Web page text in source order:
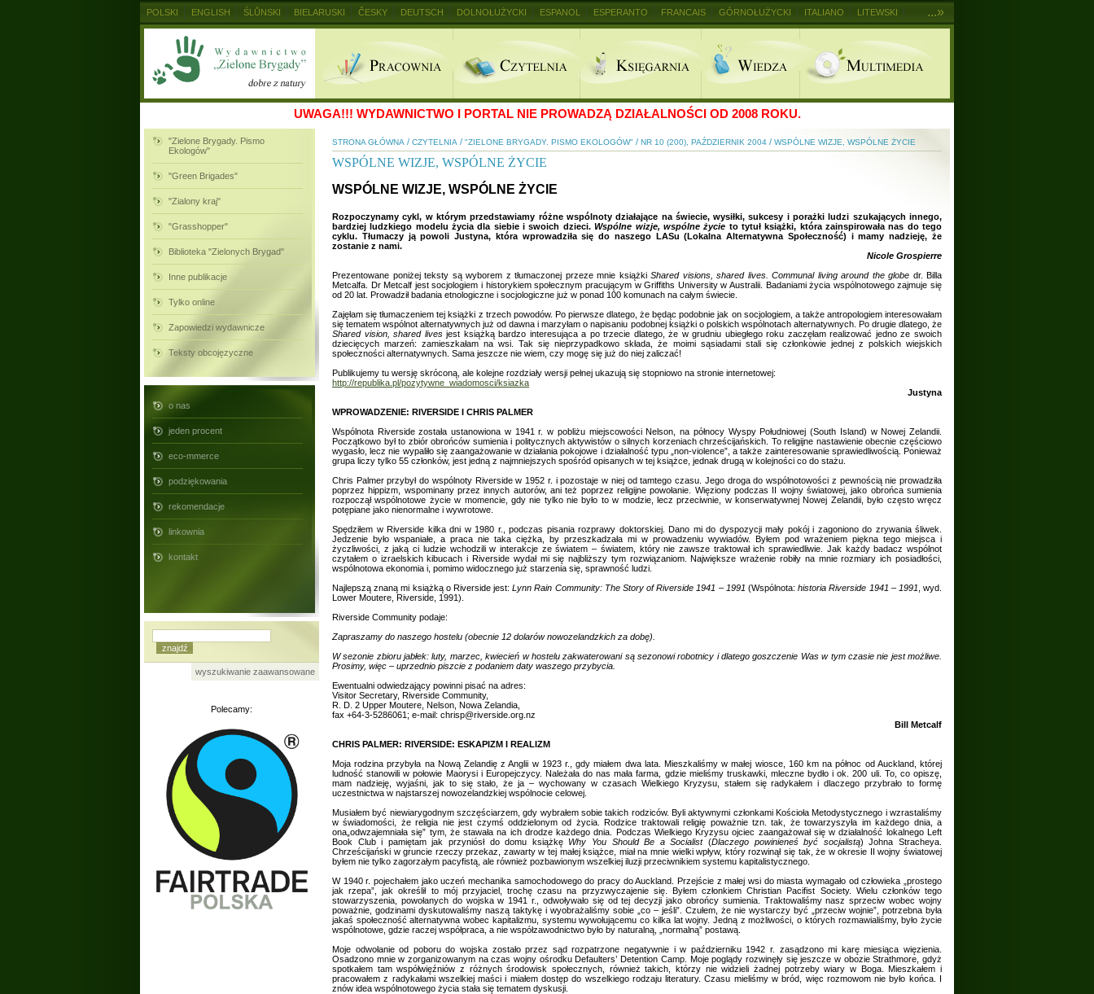
UWAGA!!! WYDAWNICTWO I PORTAL NIE PROWADZĄ DZIAŁALNOŚCI OD 2008 ROKU.
"Zielone Brygady. Pismo
Ekologów"
"Green Brigades"
"Zialony kraj"
"Grasshopper"
Biblioteka "Zielonych Brygad"
Inne publikacje
Tylko online
Zapowiedzi wydawnicze
Teksty obcojęzyczne
o nas
jeden procent
eco-mmerce
podziękowania
rekomendacje
linkownia
kontakt
wyszukiwanie zaawansowane
Polecamy:
STRONA GŁÓWNA / CZYTELNIA / "ZIELONE BRYGADY. PISMO EKOLOGÓW" / NR 10 (200), PAŹDZIERNIK 2004 / WSPÓLNE WIZJE, WSPÓLNE ŻYCIE
WSPÓLNE WIZJE, WSPÓLNE ŻYCIE
WSPÓLNE WIZJE, WSPÓLNE ŻYCIE
Rozpoczynamy cykl, w którym przedstawiamy różne wspólnoty działające na świecie, wysiłki, sukcesy i porażki ludzi szukających innego,
bardziej ludzkiego modelu życia dla siebie i swoich dzieci.Wspólne wizje, wspólne życie to tytuł książki, która zainspirowała nas do tego
cyklu. Tłumaczy ją powoli Justyna, która wprowadziła się do naszego LASu (Lokalna Alternatywna Społeczność) i mamy nadzieję, że
zostanie z nami.
Nicole Grospierre
Prezentowane poniżej teksty są wyborem z tłumaczonej przeze mnie książki Shared visions, shared lives. Communal living around the globe dr. Billa
Metcalfa. Dr Metcalf jest socjologiem i historykiem społecznym pracującym w Griffiths University w Australii. Badaniami życia wspólnotowego zajmuje się
od 20 lat. Prowadził badania etnologiczne i socjologiczne już w ponad 100 komunach na całym świecie.
Zajęłam się tłumaczeniem tej książki z trzech powodów. Po pierwsze dlatego, że będąc podobnie jak on socjologiem, a także antropologiem interesowałam
się tematem wspólnot alternatywnych już od dawna i marzyłam o napisaniu podobnej książki o polskich wspólnotach alternatywnych. Po drugie dlatego, że
Shared vision, shared livesjest książką bardzo interesująca a po trzecie dlatego, że w grudniu ubiegłego roku zaczęłam realizować jedno ze swoich
dziecięcych marzeń: zamieszkałam na wsi. Tak się nieprzypadkowo składa, że moimi sąsiadami stali się członkowie jednej z polskich wiejskich
społeczności alternatywnych. Sama jeszcze nie wiem, czy mogę się już do niej zaliczać!
Publikujemy tu wersję skróconą, ale kolejne rozdziały wersji pełnej ukazują się stopniowo na stronie internetowej:
http://republika.pl/pozytywne_wiadomosci/ksiazka
Justyna
WPROWADZENIE: RIVERSIDE I CHRIS PALMER
Wspólnota Riverside została ustanowiona w 1941 r. w pobliżu miejscowości Nelson, na północy Wyspy Południowej (South Island) w Nowej Zelandii.
Początkowo był to zbiór obrońców sumienia i politycznych aktywistów o silnych korzeniach chrześcijańskich. To religijne nastawienie obecnie częściowo
wygasło, lecz nie wypaliło się zaangażowanie w działania pokojowe i działalność typu „non-violence”, a także zainteresowanie sprawiedliwością. Ponieważ
grupa liczy tylko 55 członków, jest jedną z najmniejszych spośród opisanych w tej książce, jednak drugą w kolejności co do stażu.
Chris Palmer przybył do wspólnoty Riverside w 1952 r. i pozostaje w niej od tamtego czasu. Jego droga do wspólnotowości z pewnością nie prowadziła
poprzez hippizm, wspominany przez innych autorów, ani też poprzez religijne powołanie. Więziony podczas II wojny światowej, jako obrońca sumienia
rozpoczął wspólnotowe życie w momencie, gdy nie tylko nie było to w modzie, lecz przeciwnie, w konserwatywnej Nowej Zelandii, było często wręcz
potępiane jako nienormalne i wywrotowe.
Spędziłem w Riverside kilka dni w 1980 r., podczas pisania rozprawy doktorskiej. Dano mi do dyspozycji mały pokój i zagoniono do zrywania śliwek.
Jedzenie było wspaniałe, a praca nie taka ciężka, by przeszkadzała mi w prowadzeniu wywiadów. Byłem pod wrażeniem piękna tego miejsca i
życzliwości, z jaką ci ludzie wchodzili w interakcje ze światem – światem, który nie zawsze traktował ich sprawiedliwie. Jak każdy badacz wspólnot
czytałem o izraelskich kibucach i Riverside wydał mi się najbliższy tym rozwiązaniom. Największe wrażenie robiły na mnie rozmiary ich posiadłości,
wspólnotowa ekonomia i, pomimo widocznego już starzenia się, sprawność ludzi.
Najlepszą znaną mi książką o Riverside jest:Lynn Rain Community: The Story of Riverside 1941 – 1991 (Wspólnota:historia Riverside 1941 – 1991 , wyd.
Lower Moutere, Riverside, 1991).
Riverside Community podaje:
Zapraszamy do naszego hostelu (obecnie 12 dolarów nowozelandzkich za dobę).
W sezonie zbioru jabłek: luty, marzec, kwiecień w hostelu zakwaterowani są sezonowi robotnicy i dlatego goszczenie Was w tym czasie nie jest możliwe.
Prosimy, więc – uprzednio piszcie z podaniem daty waszego przybycia.
Ewentualni odwiedzający powinni pisać na adres:
Visitor Secretary, Riverside Community,
R. D. 2 Upper Moutere, Nelson, Nowa Zelandia,
fax +64-3-5286061; e-mail: chrisp@riverside.org.nz
Bill Metcalf
CHRIS PALMER: RIVERSIDE: ESKAPIZM I REALIZM
Moja rodzina przybyła na Nową Zelandię z Anglii w 1923 r., gdy miałem dwa lata. Mieszkaliśmy w małej wiosce, 160 km na północ od Auckland, której
ludność stanowili w połowie Maorysi i Europejczycy. Należała do nas mała farma, gdzie mieliśmy truskawki, mleczne bydło i ok. 200 uli. To, co opiszę,
mam nadzieję, wyjaśni, jak to się stało, że ja – wychowany w czasach Wielkiego Kryzysu, stałem się radykałem i dlaczego przybrało to formę
uczestnictwa w najstarszej nowozelandzkiej wspólnocie celowej.
Musiałem być niewiarygodnym szczęściarzem, gdy wybrałem sobie takich rodziców. Byli aktywnymi członkami Kościoła Metodystycznego i wzrastaliśmy
w świadomości, że religia nie jest czymś oddzielonym od życia. Rodzice traktowali religię poważnie tzn. tak, że towarzyszyła im każdego dnia, a
ona„odwzajemniała się” tym, że stawała na ich drodze każdego dnia. Podczas Wielkiego Kryzysu ojciec zaangażował się w działalność lokalnego Left
Book Club i pamiętam jak przyniósł do domu książkę Why You Should Be a Socialist(Dlaczego powinieneś być socjalistą) Johna Stracheya.
Chrześcijański w gruncie rzeczy przekaz, zawarty w tej małej książce, miał na mnie wielki wpływ, który rozwinął się tak, że w okresie II wojny światowej
byłem nie tylko zagorzałym pacyfistą, ale również pozbawionym wszelkiej iluzji przeciwnikiem systemu kapitalistycznego.
W 1940 r. pojechałem jako uczeń mechanika samochodowego do pracy do Auckland. Przejście z małej wsi do miasta wymagało od człowieka „prostego
jak rzepa”, jak określił to mój przyjaciel, trochę czasu na przyzwyczajenie się. Byłem członkiem Christian Pacifist Society. Wielu członków tego
stowarzyszenia, powołanych do wojska w 1941 r., odwoływało się od tej decyzji jako obrońcy sumienia. Traktowaliśmy nasz sprzeciw wobec wojny
poważnie, godzinami dyskutowaliśmy naszą taktykę i wyobrażaliśmy sobie „co – jeśli”. Czułem, że nie wystarczy być „przeciw wojnie”, potrzebna była
jakaś społeczność alternatywna wobec kapitalizmu, systemu wywołującemu co kilka lat wojny. Jedną z możliwości, o których rozmawialiśmy, było życie
wspólnotowe, gdzie raczej współpraca, a nie współzawodnictwo było by naturalną, „normalną” postawą.
Moje odwołanie od poboru do wojska zostało przez sąd rozpatrzone negatywnie i w październiku 1942 r. zasądzono mi karę miesiąca więzienia.
Osadzono mnie w zorganizowanym na czas wojny ośrodku Defaulters’ Detention Camp. Moje poglądy rozwinęły się jeszcze w obozie Strathmore, gdyż
spotkałem tam współwięźniów z różnych środowisk społecznych, również takich, którzy nie widzieli żadnej potrzeby wiary w Boga. Mieszkałem i
pracowałem z radykałami wszelkiej maści i miałem dostęp do wszelkiego rodzaju literatury. Czasu mieliśmy w bród, więc rozmowom nie było końca. I
znów idea wspólnotowego życia stała się tematem dyskusji.
...»
POLSKI ENGLISH ŚLŮNSKI BIELARUSKI ČESKY DEUTSCH DOLNOŁUŻYCKI ESPANOL ESPERANTO FRANCAIS GÓRNOŁUŻYCKI ITALIANO LITEWSKI